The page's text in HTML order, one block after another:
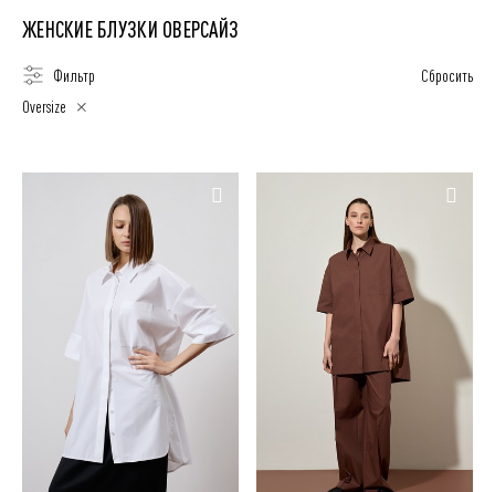
ЖЕНСКИЕ БЛУЗКИ ОВЕРСАЙЗ
Фильтр
Oversize
Сбросить